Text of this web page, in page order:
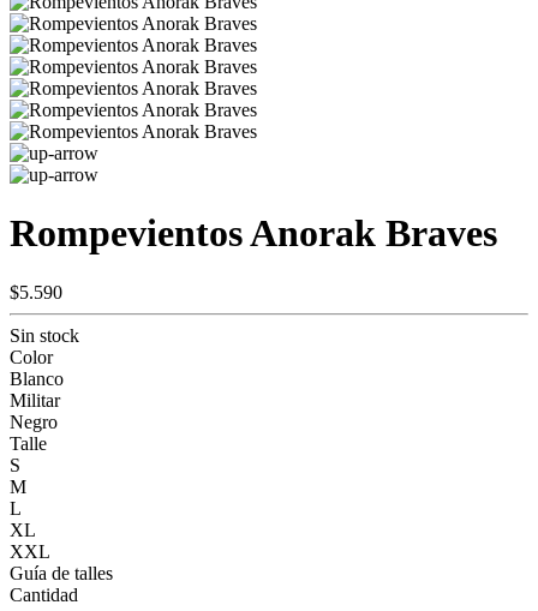
Rompevientos Anorak Braves
$5.590
Sin stock
Color
Blanco
Militar
Negro
Talle
S
M
L
XL
XXL
Guía de talles
Cantidad